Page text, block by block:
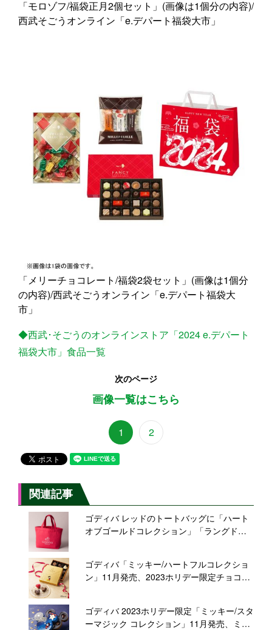
「モロゾフ/福袋正月2個セット」(画像は1個分の内容)/
西武そごうオンライン「e.デパート福袋大市」
「メリーチョコレート/福袋2袋セット」(画像は1個分
の内容)/西武そごうオンライン「e.デパート福袋大
市」
◆西武･そごうのオンラインストア「2024 e.デパート
福袋大市」食品一覧
次のページ
画像一覧はこちら
1 2
関連記事
ゴディバ レッドのトートバッグに「ハート
オブゴールドコレクション」「ラングドシ
ゴディバ「ミッキー/ハートフルコレクショ
ン」11月発売、2023ホリデー限定チョコレ
ゴディバ 2023ホリデー限定「ミッキー/スタ
ーマジック コレクション」11月発売、ミッ